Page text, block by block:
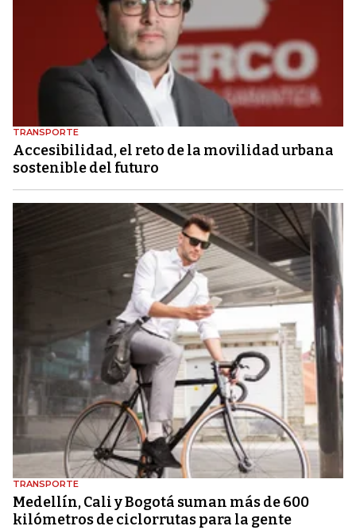
TRANSPORTE
Accesibilidad, el reto de la movilidad urbana
sostenible del futuro
TRANSPORTE
Medellín, Cali y Bogotá suman más de 600
kilómetros de ciclorrutas para la gente